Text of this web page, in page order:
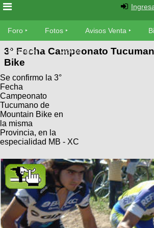
Foro
Foro
TÃ©cnica
MecÃ¡nica
Fotos
SUBÃ
tu foto
Galeria
XC
Bicicletas
Viajes
Descenso
Dirt
Avisos
Ventas
SUBÃ
tu
Buscar
Ultimos
Fotos
BicicleterÃ­
as
Bicicletas
Tandem
Videos
Cicloturismo
Foro Fotos Avisos Venta
Bicicletas Videos
3° Fecha Campeonato
Bike
Se confirmo la 3°
Fecha
Campeonato
Tucumano de
Mountain Bike en
la misma
Provincia, en la
especialidad MB - XC